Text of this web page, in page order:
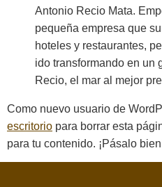
Antonio Recio Mata.
pequeña empresa que
hoteles y restaurantes,
ido transformando en un
Recio, el mar al mejor
Como nuevo usuario de
escritorio para borrar esta
para tu contenido. ¡Pásalo